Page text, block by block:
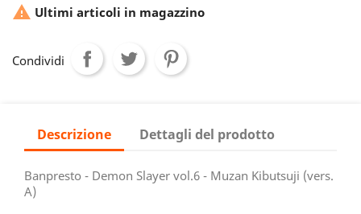
 Ultimi articoli in magazzino
Condividi
Descrizione Dettagli del prodotto
Banpresto - Demon Slayer vol.6 - Muzan Kibutsuji (vers.
A)